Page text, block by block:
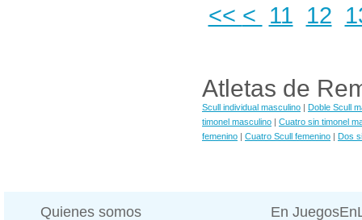
<< < 11 12
Atletas de
Scull individual masculino | Doble Scull
timonel masculino | Cuatro sin timonel
femenino | Cuatro Scull femenino | Dos
Quienes somos En